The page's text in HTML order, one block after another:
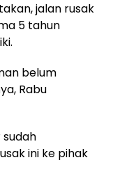
jalan rusak
5 tahun
belum
Rabu
ini ke pihak